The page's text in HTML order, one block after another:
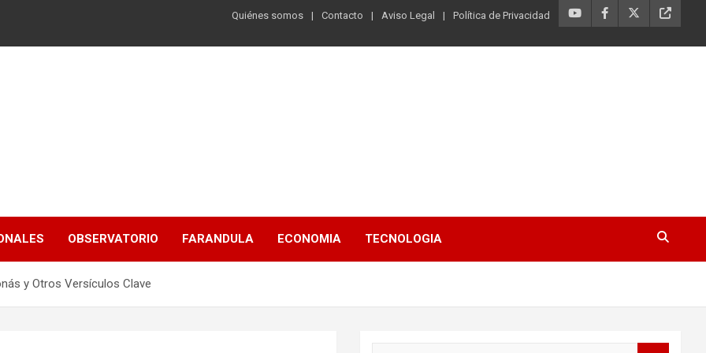
Quiénes somos Contacto Aviso Legal Política de Privacidad
OBSERVATORIO FARANDULA ECONOMIA TECNOLOGIA
y Otros Versículos Clave